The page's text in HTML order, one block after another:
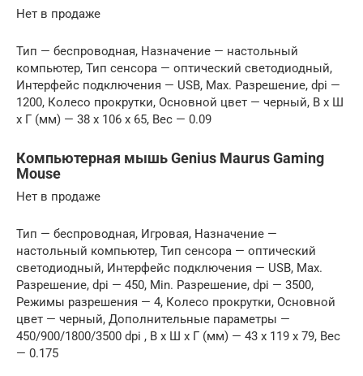
Нет в продаже
Тип — беспроводная, Назначение — настольный
компьютер, Тип сенсора — оптический светодиодный,
Интерфейс подключения — USB, Max. Разрешение, dpi —
1200, Колесо прокрутки, Основной цвет — черный, В x Ш
x Г (мм) — 38 x 106 x 65, Вес — 0.09
Компьютерная мышь Genius Maurus Gaming
Mouse
Нет в продаже
Тип — беспроводная, Игровая, Назначение —
настольный компьютер, Тип сенсора — оптический
светодиодный, Интерфейс подключения — USB, Max.
Разрешение, dpi — 450, Min. Разрешение, dpi — 3500,
Режимы разрешения — 4, Колесо прокрутки, Основной
цвет — черный, Дополнительные параметры —
450/900/1800/3500 dpi , В x Ш x Г (мм) — 43 x 119 x 79, Вес
— 0.175